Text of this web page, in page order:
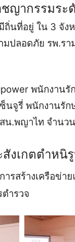
ญากรรมระ
นที่อยู่ ใน 3 จัง
ปลอดภัย รพ.ร
พนักงาน
นจูรี่ พนักงานรั
.พญาไท จำนว
สังเกตตำห
การสร้างเครือข่า
ำรวจ